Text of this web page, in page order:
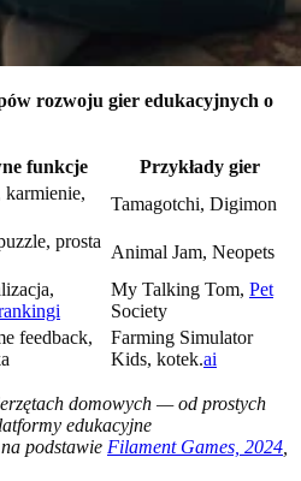
rozwoju gier edukacyjnych o
funkcje
Przykłady gier
karmienie,
Tamagotchi, Digimon
prosta
Animal Jam, Neopets
My Talking Tom, Pet
Society
feedback,
Farming Simulator
Kids, kotek.ai
domowych — od prostych
edukacyjne
podstawie Filament Games, 2024